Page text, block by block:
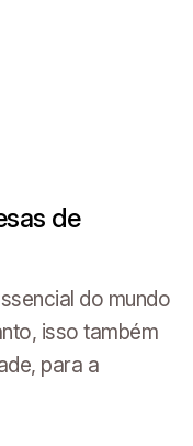
de
do mundo
isso também
para a